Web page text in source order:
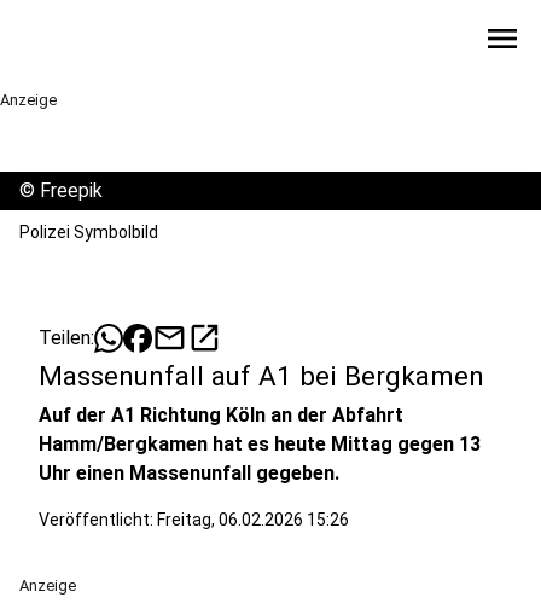
menu
Anzeige
© Freepik
Polizei Symbolbild
Teilen: mailopen_in_new
Massenunfall auf A1 bei Bergkamen
Auf der A1 Richtung Köln an der Abfahrt
Hamm/Bergkamen hat es heute Mittag gegen 13
Uhr einen Massenunfall gegeben.
Veröffentlicht: Freitag, 06.02.2026 15:26
Anzeige